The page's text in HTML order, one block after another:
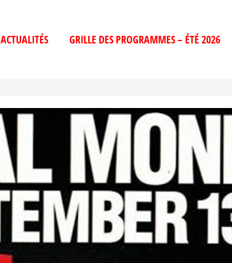
ACTUALITÉS GRILLE DES PROGRAMMES – ÉTÉ 2026